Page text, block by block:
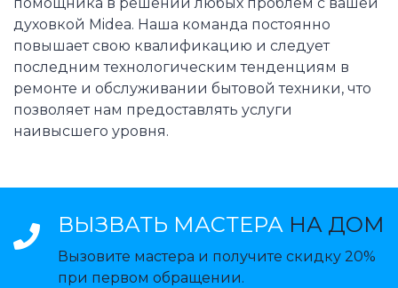
духовкой Midea. Наша команда постоянно
повышает свою квалификацию и следует
последним технологическим тенденциям в
ремонте и обслуживании бытовой техники, что
позволяет нам предоставлять услуги
наивысшего уровня.
ВЫЗВАТЬ МАСТЕРА НА ДОМ
Вызовите мастера и получите скидку 20%
при первом обращении.